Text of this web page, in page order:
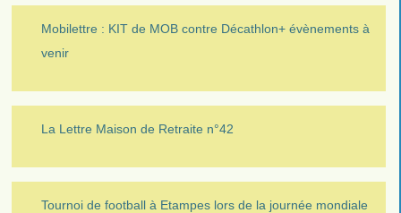
Mobilettre : KIT de MOB contre Décathlon+ évènements à
venir
La Lettre Maison de Retraite n°42
Tournoi de football à Etampes lors de la journée mondiale